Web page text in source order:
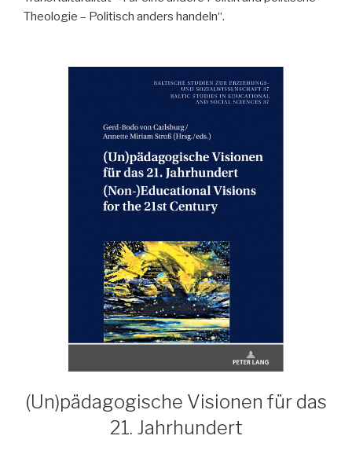
Theologie – Politisch anders handeln“.
(Un)pädagogische Visionen für das
21. Jahrhundert